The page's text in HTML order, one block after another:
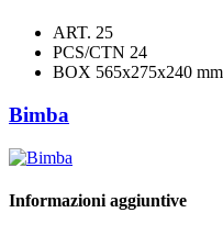
ART. 25
PCS/CTN 24
BOX 565x275x240 mm
Bimba
Informazioni aggiuntive